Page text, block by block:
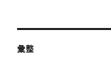
彙整